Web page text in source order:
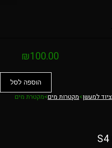
₪100.00
הוספה לסל
ציוד למעשן>מקטרות מים>מקטרת מים